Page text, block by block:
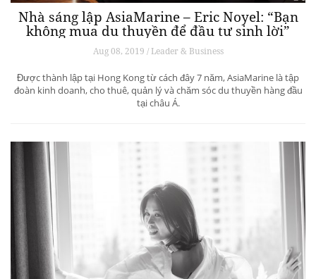
Nhà sáng lập AsiaMarine – Eric Noyel: “Bạn
không mua du thuyền để đầu tư sinh lời”
Aug 08, 2019 / Leader & Business
Được thành lập tại Hong Kong từ cách đây 7 năm, AsiaMarine là tập
đoàn kinh doanh, cho thuê, quản lý và chăm sóc du thuyền hàng đầu
tại châu Á.